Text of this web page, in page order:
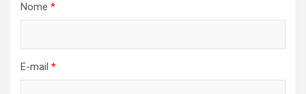
Nome *
E-mail *